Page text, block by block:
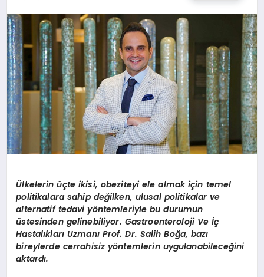
Ülkelerin üçte ikisi, obeziteyi ele almak için temel
politikalara sahip değilken, ulusal politikalar ve
alternatif tedavi yöntemleriyle bu durumun
üstesinden gelinebiliyor. Gastroenteroloji Ve İç
Hastalıkları Uzmanı Prof. Dr. Salih Boğa, bazı
bireylerde cerrahisiz yöntemlerin uygulanabileceğini
aktardı.